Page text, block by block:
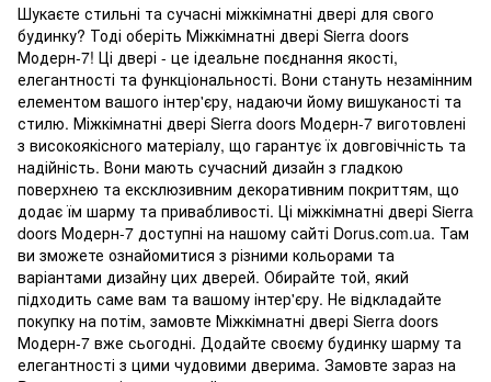
Шукаєте стильні та сучасні міжкімнатні двері для свого
будинку? Тоді оберіть Міжкімнатні двері Sierra doors
Модерн-7! Ці двері - це ідеальне поєднання якості,
елегантності та функціональності. Вони стануть незамінним
елементом вашого інтер'єру, надаючи йому вишуканості та
стилю. Міжкімнатні двері Sierra doors Модерн-7 виготовлені
з високоякісного матеріалу, що гарантує їх довговічність та
надійність. Вони мають сучасний дизайн з гладкою
поверхнею та ексклюзивним декоративним покриттям, що
додає їм шарму та привабливості. Ці міжкімнатні двері Sierra
doors Модерн-7 доступні на нашому сайті Dorus.com.ua. Там
ви зможете ознайомитися з різними кольорами та
варіантами дизайну цих дверей. Обирайте той, який
підходить саме вам та вашому інтер'єру. Не відкладайте
покупку на потім, замовте Міжкімнатні двері Sierra doors
Модерн-7 вже сьогодні. Додайте своєму будинку шарму та
елегантності з цими чудовими дверима. Замовте зараз на